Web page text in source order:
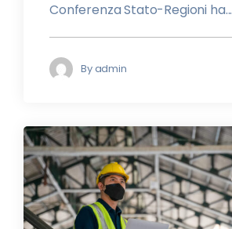
Conferenza Stato-Regioni ha...
Byadmin